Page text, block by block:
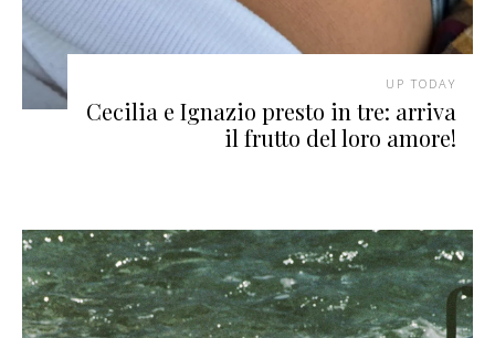
UP TODAY
Cecilia e Ignazio presto in tre: arriva
il frutto del loro amore!